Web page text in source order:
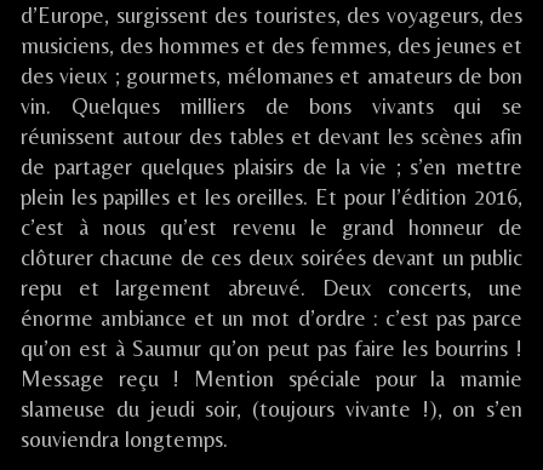
d’Europe, surgissent des touristes, des voyageurs, des
musiciens, des hommes et des femmes, des jeunes et
des vieux ; gourmets, mélomanes et amateurs de bon
vin. Quelques milliers de bons vivants qui se
réunissent autour des tables et devant les scènes afin
de partager quelques plaisirs de la vie ; s’en mettre
plein les papilles et les oreilles. Et pour l’édition 2016,
c’est à nous qu’est revenu le grand honneur de
clôturer chacune de ces deux soirées devant un public
repu et largement abreuvé. Deux concerts, une
énorme ambiance et un mot d’ordre : c’est pas parce
qu’on est à Saumur qu’on peut pas faire les bourrins !
Message reçu ! Mention spéciale pour la mamie
slameuse du jeudi soir, (toujours vivante !), on s’en
souviendra longtemps.